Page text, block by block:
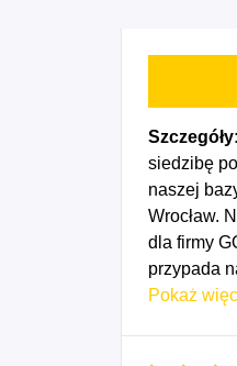
Szczegóły:
siedzibę
naszej
Wrocław.
dla firmy
przypada
Pokaż